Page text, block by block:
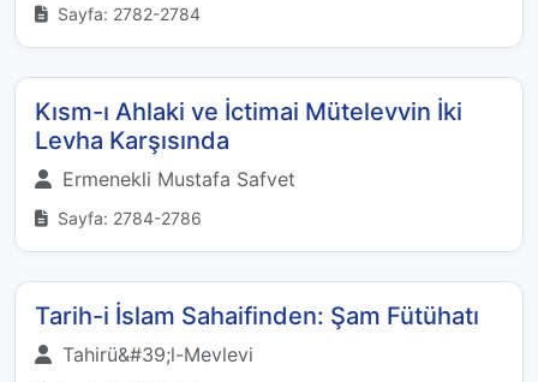
Sayfa: 2782-2784
Kısm-ı Ahlaki ve İctimai Mütelevvin İki
Levha Karşısında
Ermenekli Mustafa Safvet
Sayfa: 2784-2786
Tarih-i İslam Sahaifinden: Şam Fütühatı
Tahirü&#39;l-Mevlevi